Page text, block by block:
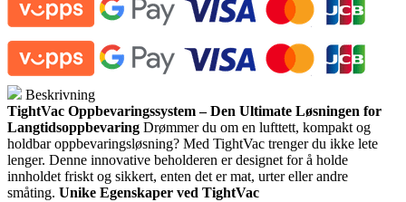
Beskrivning
TightVac Oppbevaringssystem – Den Ultimate Løsningen for
Langtidsoppbevaring Drømmer du om en lufttett, kompakt og
holdbar oppbevaringsløsning? Med TightVac trenger du ikke lete
lenger. Denne innovative beholderen er designet for å holde
innholdet friskt og sikkert, enten det er mat, urter eller andre
småting. Unike Egenskaper ved TightVac